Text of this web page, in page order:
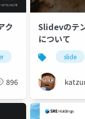
ク
896
Slidevのテ
について
slide